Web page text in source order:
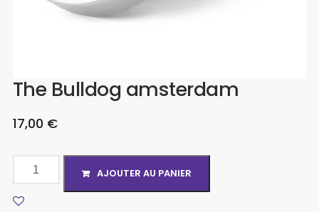
The Bulldog amsterdam
17,00 €
AJOUTER AU PANIER